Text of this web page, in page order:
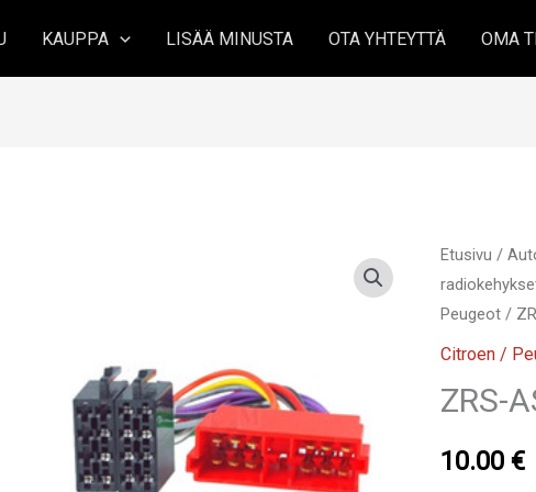
KAUPPA LISÄÄ MINUSTA OTA YHTEYTTÄ OMA
Etusivu /
Peugeot /
Citroen /
ZRS-
10.00€